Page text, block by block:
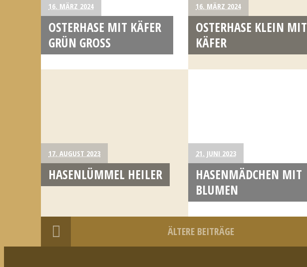
16. MÄRZ 2024
OSTERHASE MIT KÄFER
GRÜN GROSS
16. MÄRZ 2024
OSTERHASE KLEIN MIT
KÄFER
17. AUGUST 2023
HASENLÜMMEL HEILER
21. JUNI 2023
HASENMÄDCHEN MIT
BLUMEN
ÄLTERE BEITRÄGE